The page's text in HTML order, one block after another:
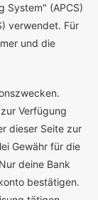
System" (APCS)
verwendet. Für
und die
Verfügung
dieser Seite zur
Gewähr für die
deine Bank
bestätigen.